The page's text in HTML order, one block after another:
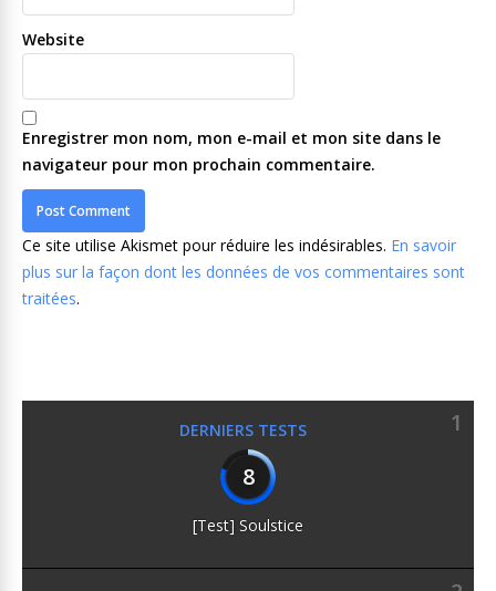
Website
Enregistrer mon nom, mon e-mail et mon site dans le
navigateur pour mon prochain commentaire.
Ce site utilise Akismet pour réduire les indésirables. En savoir
plus sur la façon dont les données de vos commentaires sont
traitées.
DERNIERS TESTS
1
8
[Test] Soulstice